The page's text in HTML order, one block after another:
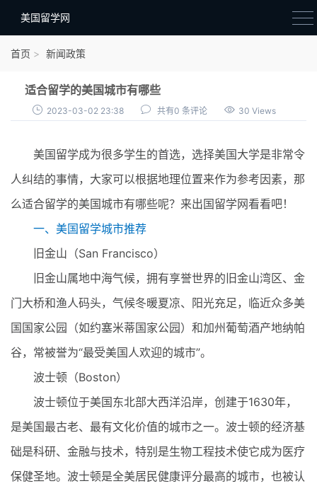
美国留学网
院校选择
材料准备
签证办理
留学生活
首页 新闻政策
适合留学的美国城市有哪些
2023-03-02 23:38 共有0 条评论 30 Views
美国留学成为很多学生的首选，选择美国大学是非常令
人纠结的事情，大家可以根据地理位置来作为参考因素，那
么适合留学的美国城市有哪些呢？来出国留学网看看吧！
一、美国留学城市推荐
旧金山（San Francisco）
旧金山属地中海气候，拥有享誉世界的旧金山湾区、金
门大桥和渔人码头，气候冬暖夏凉、阳光充足，临近众多美
国国家公园（如约塞米蒂国家公园）和加州葡萄酒产地纳帕
谷，常被誉为“最受美国人欢迎的城市”。
波士顿（Boston）
波士顿位于美国东北部大西洋沿岸，创建于1630年，
是美国最古老、最有文化价值的城市之一。波士顿的经济基
础是科研、金融与技术，特别是生物工程技术使它成为医疗
保健圣地。波士顿是全美居民健康评分最高的城市，也被认